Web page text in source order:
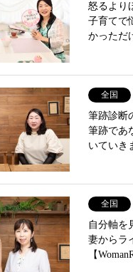
怒るより
子育てで
かっただ
全国
筆跡診断
筆跡であ
いていき
全国
自分軸を
妻からラ
【